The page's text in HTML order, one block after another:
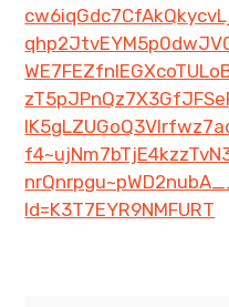
Id=K3T7EYR9NMFURT